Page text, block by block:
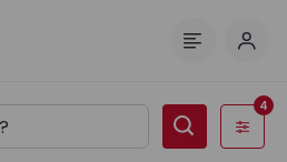
Filtros
4